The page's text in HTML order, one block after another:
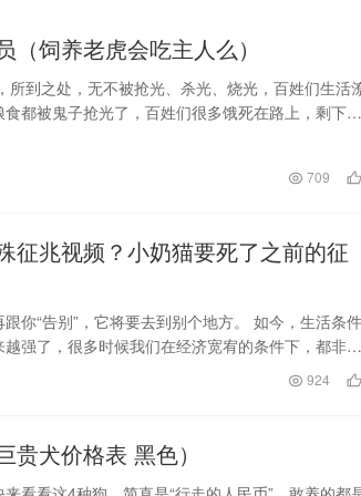
饲养老虎会吃主人么）
所到之处，无不被抢光、杀光、烧光，百姓们生活
都被鬼子抢光了，百姓们很多饿死在路上，剩下的
709
征兆视频？小奶猫要死了之前的征
你“告别”，它将要去到别个地方。 如今，生活条件
强了，很多时候我们在经济宽宥的条件下，都非常
924
犬价格表 黑色）